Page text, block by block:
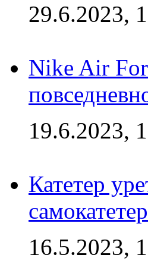
29.6.2023,
Nike Air
19.6.2023,
Катетер
16.5.2023,